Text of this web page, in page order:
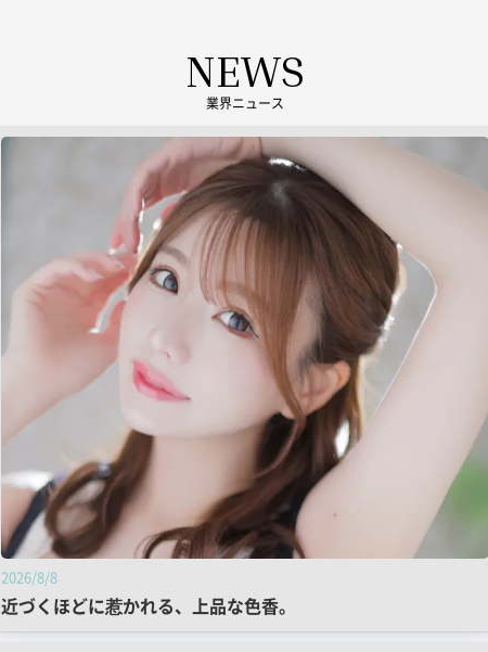
NEWS
業界ニュース
2026/8/8
近づくほどに惹かれる、上品な色香。